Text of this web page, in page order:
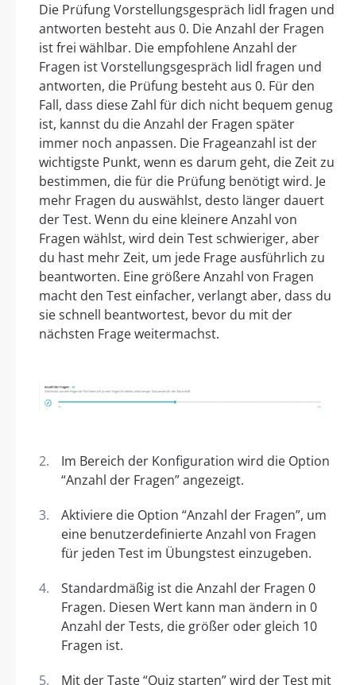
Die Prüfung Vorstellungsgespräch lidl fragen und
antworten besteht aus 0. Die Anzahl der Fragen
ist frei wählbar. Die empfohlene Anzahl der
Fragen ist Vorstellungsgespräch lidl fragen und
antworten, die Prüfung besteht aus 0. Für den
Fall, dass diese Zahl für dich nicht bequem genug
ist, kannst du die Anzahl der Fragen später
immer noch anpassen. Die Frageanzahl ist der
wichtigste Punkt, wenn es darum geht, die Zeit zu
bestimmen, die für die Prüfung benötigt wird. Je
mehr Fragen du auswählst, desto länger dauert
der Test. Wenn du eine kleinere Anzahl von
Fragen wählst, wird dein Test schwieriger, aber
du hast mehr Zeit, um jede Frage ausführlich zu
beantworten. Eine größere Anzahl von Fragen
macht den Test einfacher, verlangt aber, dass du
sie schnell beantwortest, bevor du mit der
nächsten Frage weitermachst.
Im Bereich der Konfiguration wird die Option
“Anzahl der Fragen” angezeigt.
Aktiviere die Option “Anzahl der Fragen”, um
eine benutzerdefinierte Anzahl von Fragen
für jeden Test im Übungstest einzugeben.
Standardmäßig ist die Anzahl der Fragen 0
Fragen. Diesen Wert kann man ändern in 0
Anzahl der Tests, die größer oder gleich 10
Fragen ist.
Mit der Taste “Quiz starten” wird der Test mit